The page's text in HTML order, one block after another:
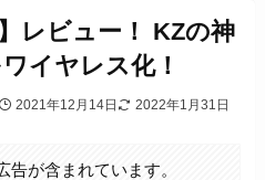
レビュー！ KZの神
イヤレス化！
2021年12月14日 2022年1月31日
が含まれています。